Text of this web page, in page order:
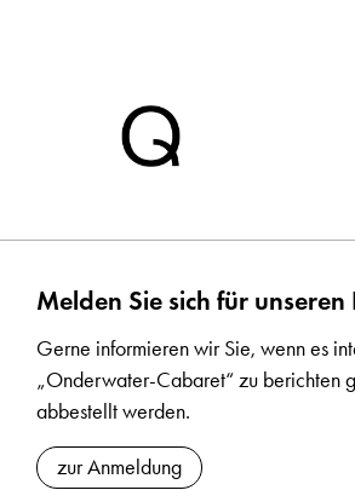
Melden Sie sich für
Gerne informieren wir Sie, wenn es
„Onderwater-Cabaret“ zu berichten
abbestellt werden.
zur Anmeldung